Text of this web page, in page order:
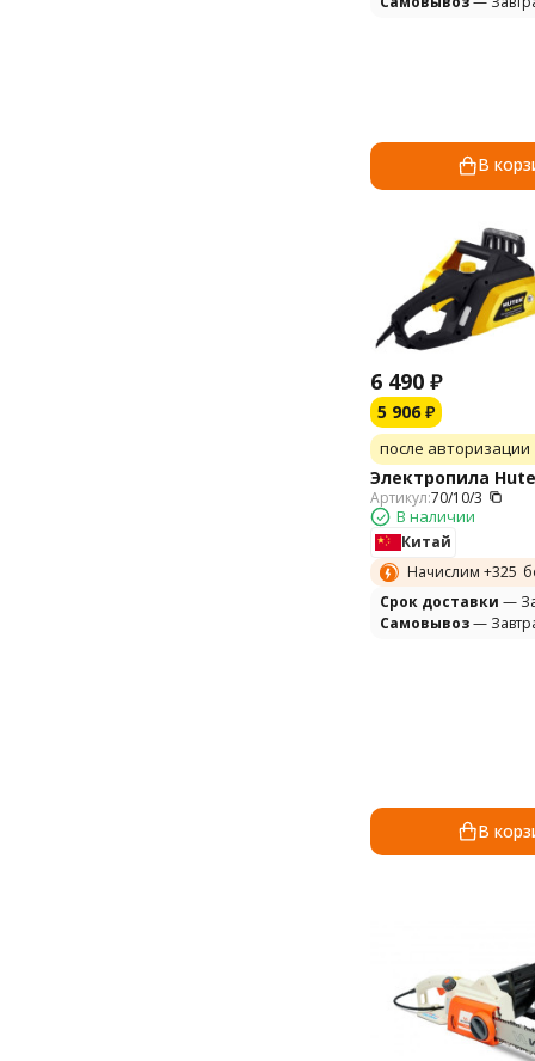
В
6 490 ₽
5 906 ₽
после авторизации
Электропила
Артикул:70/10/3
В наличии
Китай
Начислим +325
Cрок доставки —
Самовывоз—
В